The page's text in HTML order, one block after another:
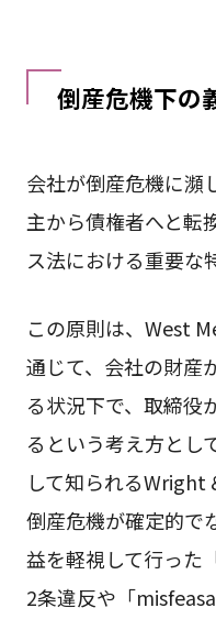
倒産危機下の
会社が倒産危機に瀕
主から債権者へと転
ス法における重要な
この原則は、West
通じて、会社の財産
る状況下で、取締役
るという考え方とし
して知られるWright
倒産危機が確定的で
益を軽視して行った
2条違反や「